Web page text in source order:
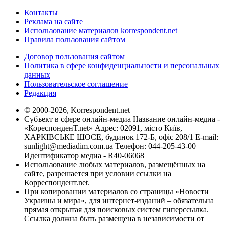
Контакты
Реклама на сайте
Использование материалов korrespondent.net
Правила пользования сайтом
Договор пользования сайтом
Политика в сфере конфиденциальности и персональных
данных
Пользовательское соглашение
Редакция
© 2000-2026, Korrespondent.net
Субъект в сфере онлайн-медиа Название онлайн-медиа -
«КореспонденТ.net» Адрес: 02091, місто Київ,
ХАРКІВСЬКЕ ШОСЕ, будинок 172-Б, офіс 208/1 E-mail:
sunlight@mediadim.com.ua Телефон: 044-205-43-00
Идентификатор медиа - R40-06068
Использование любых материалов, размещённых на
сайте, разрешается при условии ссылки на
Корреспондент.net.
При копировании материалов со страницы «Новости
Украины и мира», для интернет-изданий – обязательна
прямая открытая для поисковых систем гиперссылка.
Ссылка должна быть размещена в независимости от